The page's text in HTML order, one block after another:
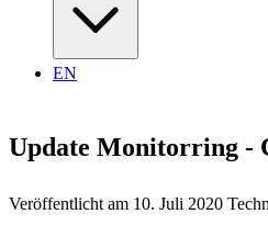
EN
Update Monitorring -
Veröffentlicht am 10. Juli 2020